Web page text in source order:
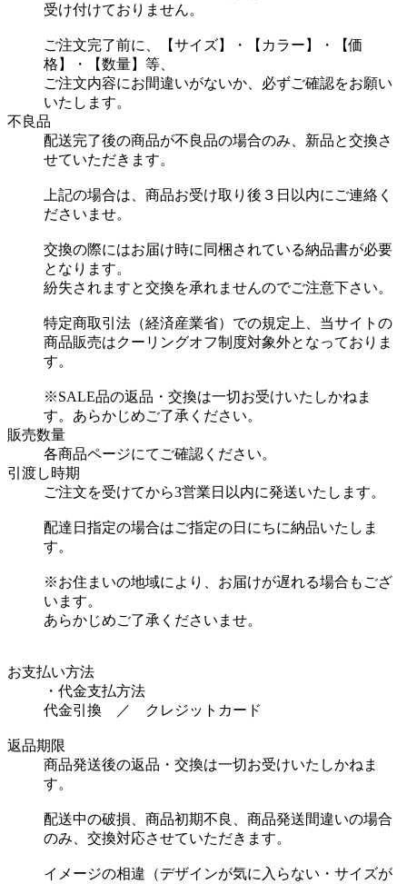
受け付けておりません。
ご注文完了前に、【サイズ】・【カラー】・【価
格】・【数量】等、
ご注文内容にお間違いがないか、必ずご確認をお願い
いたします。
不良品
配送完了後の商品が不良品の場合のみ、新品と交換さ
せていただきます。
上記の場合は、商品お受け取り後３日以内にご連絡く
ださいませ。
交換の際にはお届け時に同梱されている納品書が必要
となります。
紛失されますと交換を承れませんのでご注意下さい。
特定商取引法（経済産業省）での規定上、当サイトの
商品販売はクーリングオフ制度対象外となっておりま
す。
※SALE品の返品・交換は一切お受けいたしかねま
す。あらかじめご了承ください。
販売数量
各商品ページにてご確認ください。
引渡し時期
ご注文を受けてから3営業日以内に発送いたします。
配達日指定の場合はご指定の日にちに納品いたしま
す。
※お住まいの地域により、お届けが遅れる場合もござ
います。
あらかじめご了承くださいませ。
お支払い方法
・代金支払方法
代金引換 ／ クレジットカード
返品期限
商品発送後の返品・交換は一切お受けいたしかねま
す。
配送中の破損、商品初期不良、商品発送間違いの場合
のみ、交換対応させていただきます。
イメージの相違（デザインが気に入らない・サイズが